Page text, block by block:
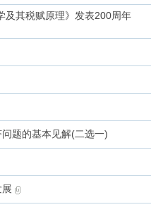
及其税赋原理》发表200周年
题的基本见解(二选一)